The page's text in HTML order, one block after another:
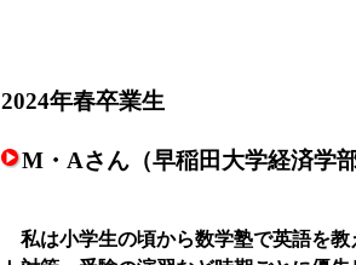
2024年春卒業生
M・Aさん（早稲田大学経済学部
私は小学生の頃から数学塾で英語を教